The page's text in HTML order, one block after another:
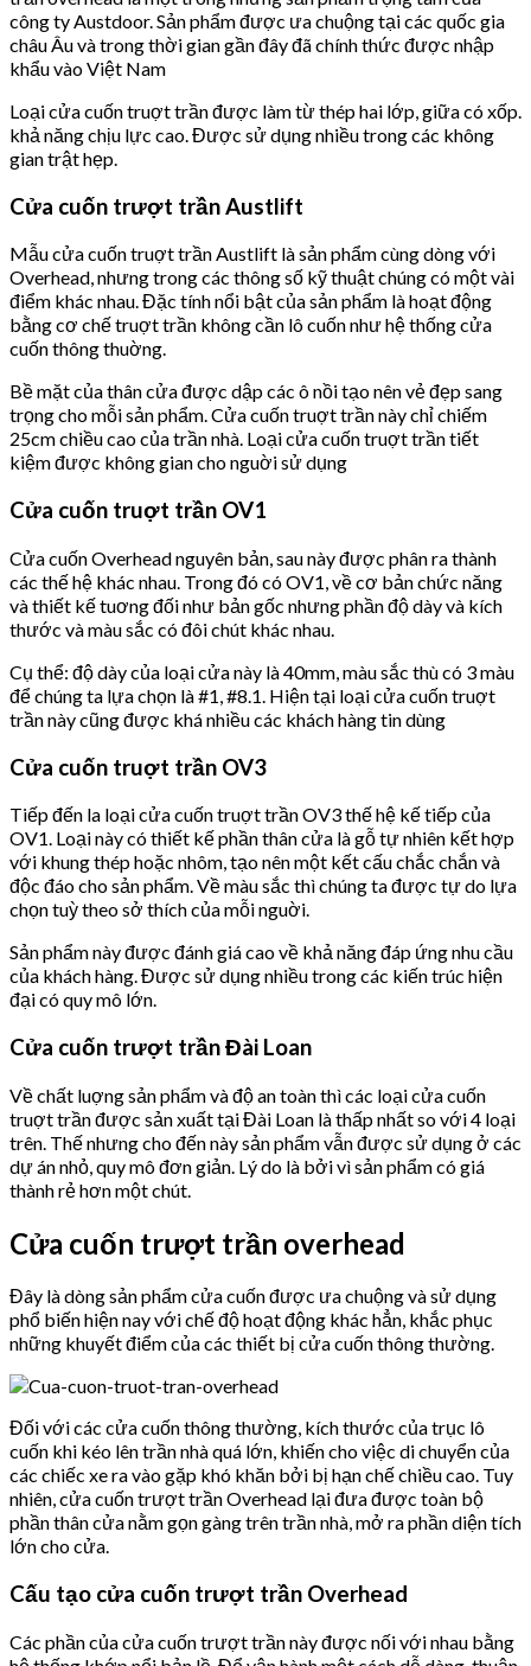
công ty Austdoor. Sản phẩm được ưa chuộng tại các quốc gia
châu Âu và trong thời gian gần đây đã chính thức được nhập
khẩu vào Việt Nam
Loại cửa cuốn truợt trần được làm từ thép hai lớp, giữa có xốp.
khả năng chịu lực cao. Được sử dụng nhiều trong các không
gian trật hẹp.
Cửa cuốn trượt trần Austlift
Mẫu cửa cuốn truợt trần Austlift là sản phẩm cùng dòng với
Overhead, nhưng trong các thông số kỹ thuật chúng có một vài
điểm khác nhau. Đặc tính nổi bật của sản phẩm là hoạt động
bằng cơ chế truợt trần không cần lô cuốn như hệ thống cửa
cuốn thông thuờng.
Bề mặt của thân cửa được dập các ô nồi tạo nên vẻ đẹp sang
trọng cho mỗi sản phẩm. Cửa cuốn truợt trần này chỉ chiếm
25cm chiều cao của trần nhà. Loại cửa cuốn truợt trần tiết
kiệm được không gian cho nguời sử dụng
Cửa cuốn truợt trần OV1
Cửa cuốn Overhead nguyên bản, sau này được phân ra thành
các thế hệ khác nhau. Trong đó có OV1, về cơ bản chức năng
và thiết kế tuơng đối như bản gốc nhưng phần độ dày và kích
thước và màu sắc có đôi chút khác nhau.
Cụ thể: độ dày của loại cửa này là 40mm, màu sắc thù có 3 màu
để chúng ta lựa chọn là #1, #8.1. Hiện tại loại cửa cuốn truợt
trần này cũng được khá nhiều các khách hàng tin dùng
Cửa cuốn truợt trần OV3
Tiếp đến la loại cửa cuốn truợt trần OV3 thế hệ kế tiếp của
OV1. Loại này có thiết kế phần thân cửa là gỗ tự nhiên kết hợp
với khung thép hoặc nhôm, tạo nên một kết cấu chắc chắn và
độc đáo cho sản phẩm. Về màu sắc thì chúng ta được tự do lựa
chọn tuỳ theo sở thích của mỗi nguời.
Sản phẩm này được đánh giá cao về khả năng đáp ứng nhu cầu
của khách hàng. Được sử dụng nhiều trong các kiến trúc hiện
đại có quy mô lớn.
Cửa cuốn trượt trần Đài Loan
Về chất luợng sản phẩm và độ an toàn thì các loại cửa cuốn
truợt trần được sản xuất tại Đài Loan là thấp nhất so với 4 loại
trên. Thế nhưng cho đến này sản phẩm vẫn được sử dụng ở các
dự án nhỏ, quy mô đơn giản. Lý do là bởi vì sản phẩm có giá
thành rẻ hơn một chút.
Cửa cuốn trượt trần overhead
Đây là dòng sản phẩm cửa cuốn được ưa chuộng và sử dụng
phổ biến hiện nay với chế độ hoạt động khác hẳn, khắc phục
những khuyết điểm của các thiết bị cửa cuốn thông thường.
Đối với các cửa cuốn thông thường, kích thước của trục lô
cuốn khi kéo lên trần nhà quá lớn, khiến cho việc di chuyển của
các chiếc xe ra vào gặp khó khăn bởi bị hạn chế chiều cao. Tuy
nhiên, cửa cuốn trượt trần Overhead lại đưa được toàn bộ
phần thân cửa nằm gọn gàng trên trần nhà, mở ra phần diện tích
lớn cho cửa.
Cấu tạo cửa cuốn trượt trần Overhead
Các phần của cửa cuốn trượt trần này được nối với nhau bằng